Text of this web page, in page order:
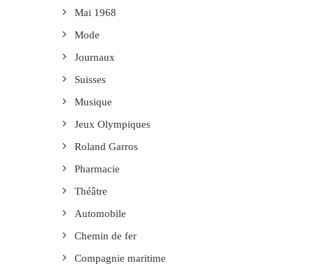
Mai 1968
Mode
Journaux
Suisses
Musique
Jeux Olympiques
Roland Garros
Pharmacie
Théâtre
Automobile
Chemin de fer
Compagnie maritime